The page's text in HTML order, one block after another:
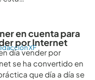
en cuenta para
por Internet
XF
día vender por
se ha convertido en
que día a día se